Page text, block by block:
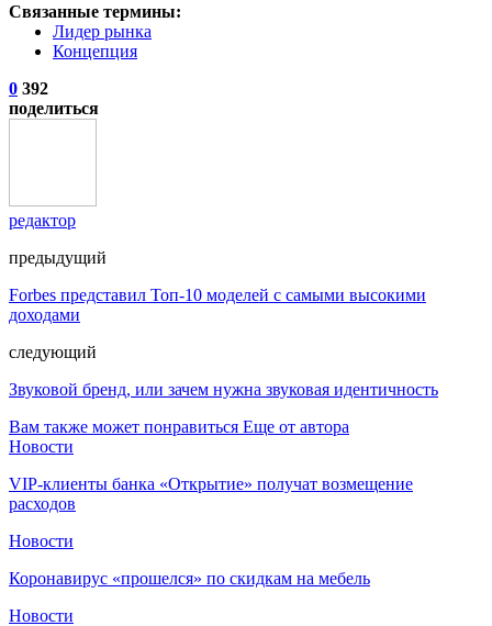
Связанные термины:
Лидер рынка
Концепция
0 392
поделиться
редактор
предыдущий
Forbes представил Топ-10 моделей с самыми высокими
доходами
следующий
Звуковой бренд, или зачем нужна звуковая идентичность
Вам также может понравиться Еще от автора
Новости
VIP-клиенты банка «Открытие» получат возмещение
расходов
Новости
Коронавирус «прошелся» по скидкам на мебель
Новости